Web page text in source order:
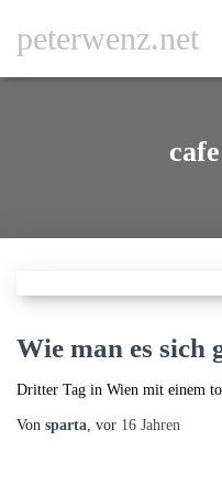
peterwenz.net
Wie man es sich
Dritter Tag in Wien mit einem
Von sparta, vor 16 Jahren